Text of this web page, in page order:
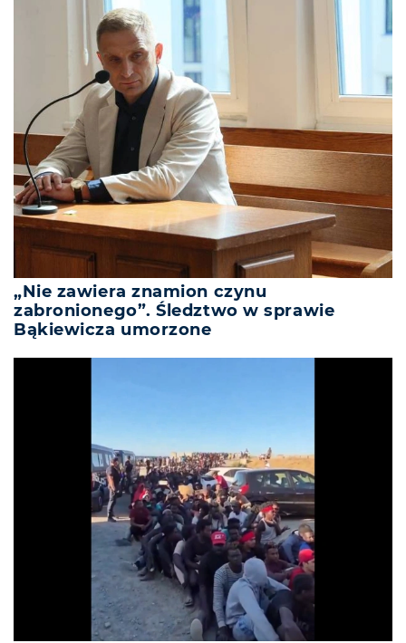
„Nie zawiera znamion czynu
zabronionego”. Śledztwo w sprawie
Bąkiewicza umorzone